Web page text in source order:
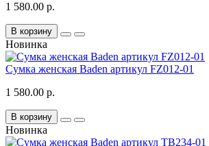
1 580.00 р.
В корзину
Новинка
Сумка женская Baden артикул FZ012-01
1 580.00 р.
В корзину
Новинка